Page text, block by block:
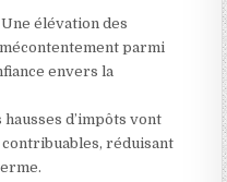
élévation des
parmi
envers la
hausses d’impôts vont
réduisant